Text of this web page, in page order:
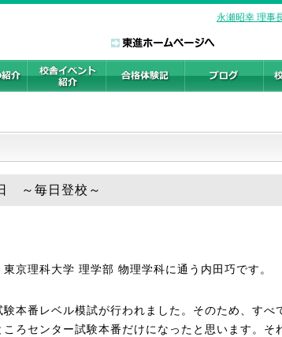
永瀬昭幸 理事
～毎日登校～
京理科大学 理学部 物理学科に通う内田巧です。
本番レベル模試が行われました。そのため、すべ
ろセンター試験本番だけになったと思います。そ